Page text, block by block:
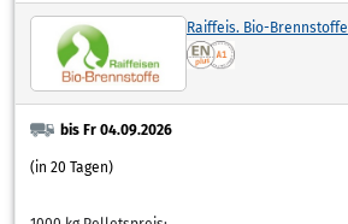
Raiffeis. Bio-Brennstoffe
bis Fr 04.09.2026
(in 20 Tagen)